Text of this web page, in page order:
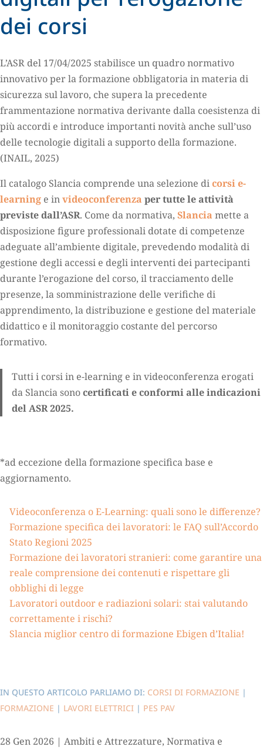
dei corsi
L’ASR del 17/04/2025 stabilisce un quadro normativo
innovativo per la formazione obbligatoria in materia di
sicurezza sul lavoro, che supera la precedente
frammentazione normativa derivante dalla coesistenza di
più accordi e introduce importanti novità anche sull’uso
delle tecnologie digitali a supporto della formazione.
(INAIL, 2025)
Il catalogo Slancia comprende una selezione dicorsi e-
learning e invideoconferenza per tutte le attività
previste dall’ASR. Come da normativa, Slancia mette a
disposizione figure professionali dotate di competenze
adeguate all’ambiente digitale, prevedendo modalità di
gestione degli accessi e degli interventi dei partecipanti
durante l’erogazione del corso, il tracciamento delle
presenze, la somministrazione delle verifiche di
apprendimento, la distribuzione e gestione del materiale
didattico e il monitoraggio costante del percorso
formativo.
Tutti i corsi in e-learning e in videoconferenza erogati
da Slancia sonocertificati e conformi alle indicazioni
del ASR 2025.
*ad eccezione della formazione specifica base e
aggiornamento.
Videoconferenza o E-Learning: quali sono le differenze?
Formazione specifica dei lavoratori: le FAQ sull’Accordo
Stato Regioni 2025
Formazione dei lavoratori stranieri: come garantire una
reale comprensione dei contenuti e rispettare gli
obblighi di legge
Lavoratori outdoor e radiazioni solari: stai valutando
correttamente i rischi?
Slancia miglior centro di formazione Ebigen d’Italia!
IN QUESTO ARTICOLO PARLIAMO DI: CORSI DI FORMAZIONE |
FORMAZIONE | LAVORI ELETTRICI | PES PAV
28 Gen 2026 | Ambiti e Attrezzature, Normativa e